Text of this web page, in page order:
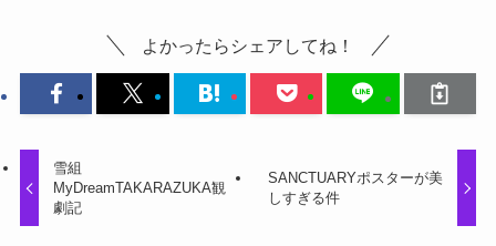
よかったらシェアしてね！
雪組
MyDreamTAKARAZUKA観
劇記
SANCTUARYポスターが美
しすぎる件